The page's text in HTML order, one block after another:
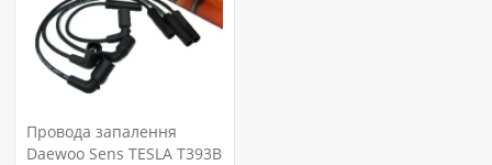
Провода запалення
Daewoo Sens TESLA T393B